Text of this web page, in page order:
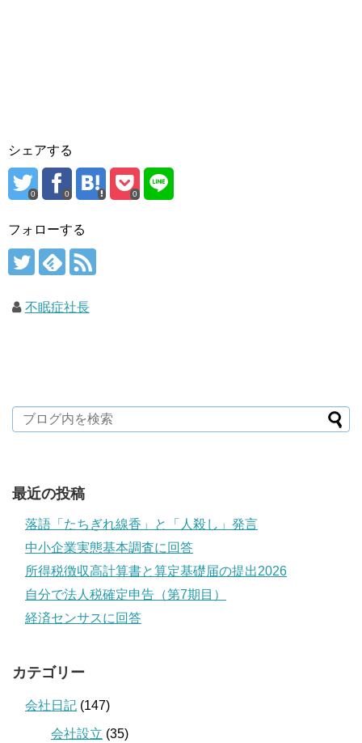
シェアする
0 0 0
フォローする
不眠症社長
最近の投稿
落語「たちぎれ線香」と「人殺し」発言
中小企業実態基本調査に回答
所得税徴収高計算書と算定基礎届の提出2026
自分で法人税確定申告（第7期目）
経済センサスに回答
カテゴリー
会社日記 (147)
会社設立 (35)